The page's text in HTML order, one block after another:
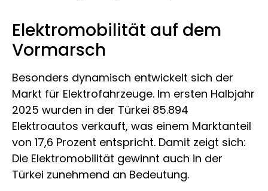
Elektromobilität auf dem
Vormarsch
Besonders dynamisch entwickelt sich der
Markt für Elektrofahrzeuge. Im ersten Halbjahr
2025 wurden in der Türkei 85.894
Elektroautos verkauft, was einem Marktanteil
von 17,6 Prozent entspricht. Damit zeigt sich:
Die Elektromobilität gewinnt auch in der
Türkei zunehmend an Bedeutung.